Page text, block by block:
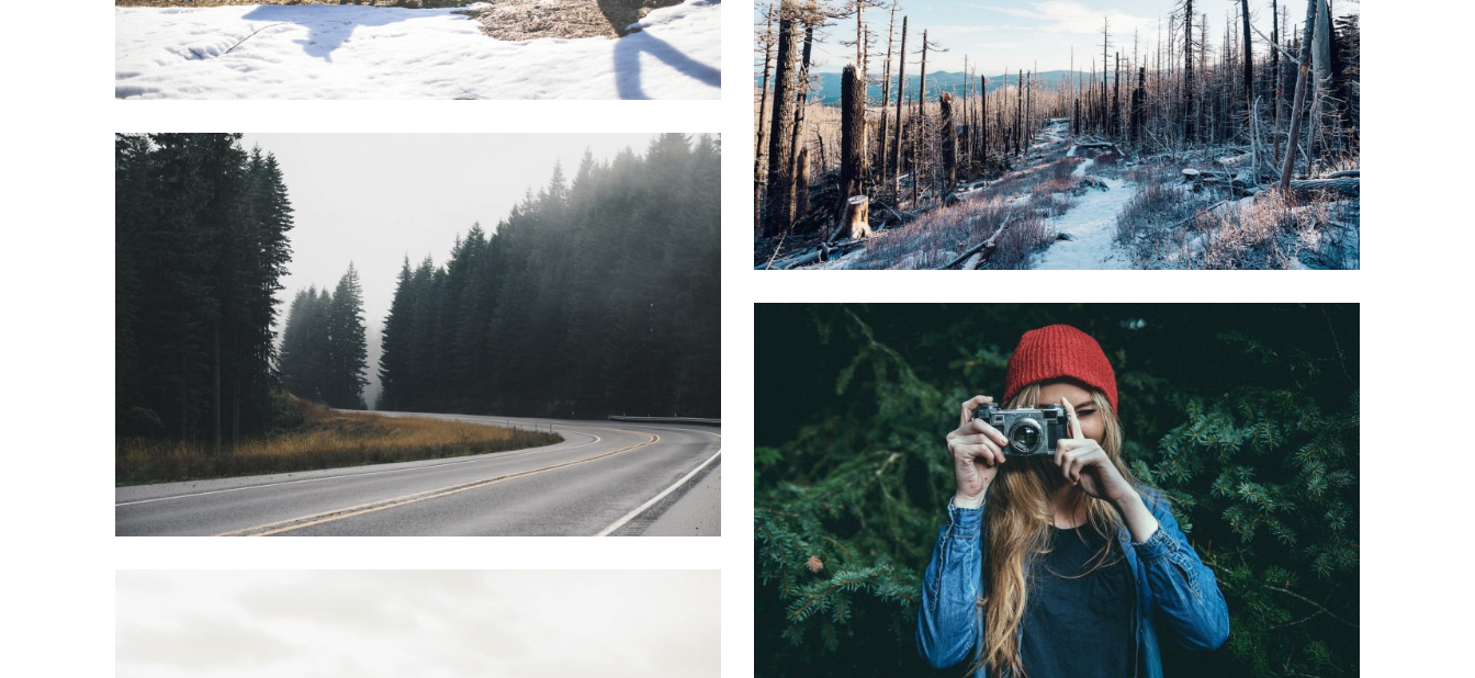
INFORMATIONS SUR LES PHOTOS D’ALLAITEMENT
INFORMATIONS SUR LES PHOTOS D’ACCOUCHEMENT
INFORMATIONS SUR LES PHOTOS NOUVEAU NE / ENFANT
CARTE CADEAU
COURS DE PHOTOGRAPHIE
QUI SUIS-JE ?
CONDITIONS GÉNÉRALES DE VENTE